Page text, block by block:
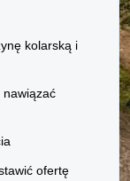
kolarską i
nawiązać
ofertę